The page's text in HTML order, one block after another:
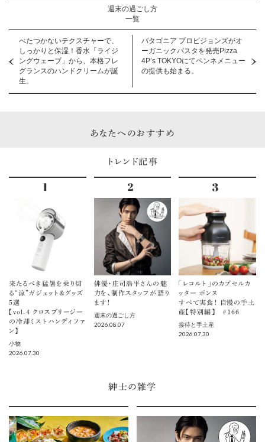
週末の過ごし方
一覧
べたつかないテクスチャーで、
しっかりと保湿！香水「ライジ
ングウェーブ」から、本格フレ
グランスのハンドクリームが誕
生。
パタゴニア プロビジョンズがオ
ーガニックパスタを発売Pizza
4P’s TOKYOにてペンネメニュー
の提供も始まる。
あなたへのおすすめ
トレンド記事
来たるべき猛暑を乗り切
る“涼”ガジェット＆グッズ
5選
【vol.４ クロスブリージー
の冷却ミストハンディファ
ン】
小物
2026.07.30
俳優・庄司浩平さんの魅
力を、制作スタッフが語り
ます！
週末の過ごし方
2026.08.07
「レコルト」のカプセルカ
ッター ボンヌ
すべて実食！ 自慢の手土
産【特別編】 ＃166
接待と手土産
2026.07.30
紳士の雑学